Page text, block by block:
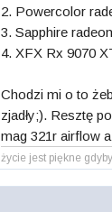
2. Powercolor
3. Sapphire
4. XFX Rx 9070
Chodzi mi o to
zjadły;). Resztę
mag 321r airflow
życie jest piękne